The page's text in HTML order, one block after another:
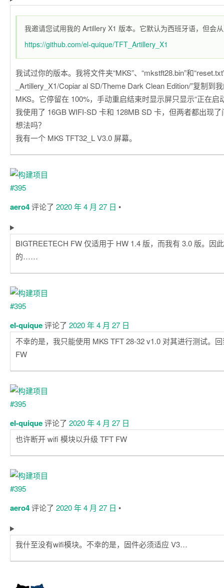
我邀请您试用我的 Artillery X1 版本。它默认为西班牙语，但会
https://github.com/el-quique/TFT_Artillery_X1
我试过你的版本。我将文件夹“MKS”、“mkstft28.bin”和
_Artillery_X1/Copiar al SD/Theme Dark Clean Edition/”复制到
MKS。它停留在 100%，手动重启结束时显示屏只显示“正在启
我使用了 16GB WIFI-SD 卡和 128MB SD 卡，但两者都出现
想法吗？
我有一个 MKS TFT32_L V3.0 屏幕。
aero4评论了 2020 年 4 月 27 日 •
BIGTREETECH FW 仅适用于 HW 1.4 版，而我有 3.0 版。因
的……
el-quique评论了 2020 年 4 月 27 日
不幸的是，我只能使用 MKS TFT 28-32 v1.0 对其进行测试。
FW
el-quique评论了 2020 年 4 月 27 日
也许断开 wifi 模块以升级 TFT FW
aero4评论了 2020 年 4 月 27 日 •
我什至没有wifi模块。不幸的是，固件必须适应 V3…